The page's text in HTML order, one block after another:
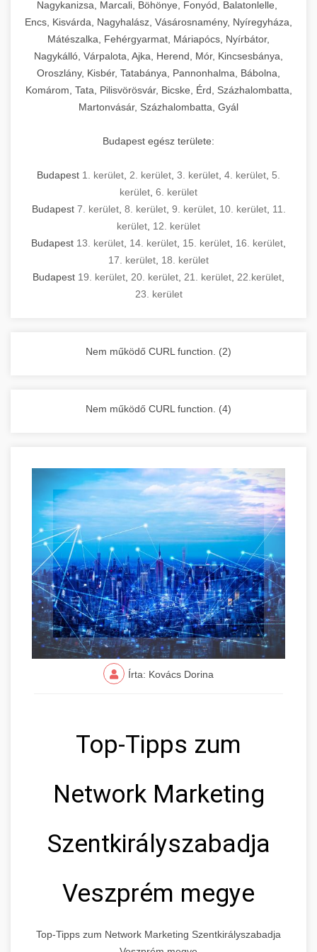
Ipari sütők és gőzpárolók katalógusa -
chef-iparikonyhagepek.hu
berendezések
használatot, miközben megfelel az összes
higiéniai előírásnak.
Ipari hűtőberendezések széles
választéka - chef-iparikonyhagepek.hu
kereskedelmi hűtőegység és hűtőkamra rendszerek
hőmérsékletet és vízminőséget figyelő
rendszerekkel, valamint energiatakarékos
technológiával rendelkeznek. A rozsdamentes
acél konstrukció és a könnyen hozzáférhető
karbantartási pontok biztosítják a hosszú
élettartamot és az egyszerű üzemeltetést.
Ipari mosogatógépek teljes kínálata -
kereskedelmi mosogatógép és tisztítóberendezések
tisztíthatók, szétszerelhetők és karbantarthatók,
megfelelnek az összes élelmiszer-biztonsági
előírásnak. Különböző teljesítményű modellek
állnak rendelkezésre asztali és állványos
kivitelben, az egyedi igények és a
feldolgozandó mennyiségek függvényében.
Biztonságos kezelést biztosító védőburkolatok
számára.
Sajtreszelő gépek szakmai választéka -
chef-iparikonyhagepek.hu
kereskedelmi sajtreszelő és aprítógépek
berendezést magában foglal, amely szükséges
egy modern, hatékonyan működő
kereskedelmi konyha komplett felszereléséhez
és működtetéséhez. Az alapvető
főzőberendezésektől (tűzhelyek, sütők,
grillsütők, frittőzök) kezdve a speciális
feldolgozógépeken (szeletelők, aprítók,
kiegészítő eszközökig mindent egy helyen
megtalál. Szakértő tanácsadóink segítenek a
megfelelő berendezések kiválasztásában, a
konyha optimális elrendezésének
megtervezésében, valamint a telepítés és az
üzembe helyezés koordinálásában. Hosszú távú
garancia, gyors szerviz és folyamatos műszaki
támogatás biztosítja az Ön nyugalmát és
Nagykonyhai berendezések komplett
Nagykanizsa, Marcali, Böhönye, Fonyód, Balatonlelle,
Encs, Kisvárda, Nagyhalász, Vásárosnamény, Nyíregyháza,
Mátészalka, Fehérgyarmat, Máriapócs, Nyírbátor,
Nagykálló, Várpalota, Ajka, Herend, Mór, Kincsesbánya,
Oroszlány, Kisbér, Tatabánya, Pannonhalma, Bábolna,
Komárom, Tata, Pilisvörösvár, Bicske, Érd, Százhalombatta,
Martonvásár, Százhalombatta, Gyál
Budapest egész területe:
Budapest 1. kerület 2. kerület 3. kerület 4. kerület 5.
kerület 6. kerület
Budapest 7. kerület, 8. kerület, 9. kerület, 10. kerület, 11.
kerület 12. kerület
Budapest 13. kerület 14. kerület 15. kerület 16. kerület
17. kerület 18. kerület
Budapest 19. kerület 20. kerület 21. kerület 22.kerület
23. kerület
Nem működő CURL function. (2)
Nem működő CURL function. (4)
Írta: Kovács Dorina
Top-Tipps zum
Network Marketing
Szentkirályszabadja
Veszprém megye
Top-Tipps zum Network Marketing Szentkirályszabadja